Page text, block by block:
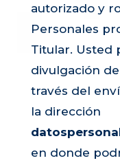
autorizado y
Personales
Titular. Usted
divulgación
través del
la dirección
en donde